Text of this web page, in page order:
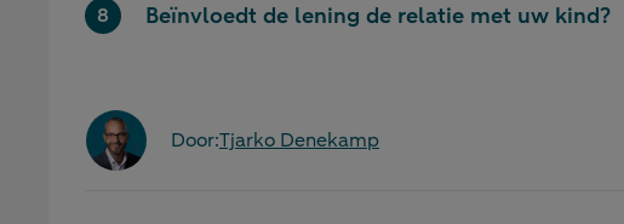
Beïnvloedt de lening de relatie met uw kind?
Door:Tjarko Denekamp